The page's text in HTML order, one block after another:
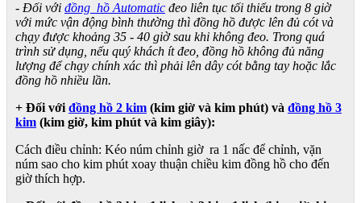
- Đối với đồng hồ Automatic đeo liên tục tối thiểu trong 8 giờ
với mức vận động bình thường thì đồng hồ được lên đủ cót và
chạy được khoảng 35 - 40 giờ sau khi không đeo. Trong quá
trình sử dụng, nếu quý khách ít đeo, đồng hồ không đủ năng
lượng để chạy chính xác thì phải lên dây cót bằng tay hoặc lắc
đồng hồ nhiều lần.
+ Đối với đồng hồ 2 kim (kim giờ và kim phút) và đồng hồ 3
kim (kim giờ, kim phút và kim giây):
Cách điều chỉnh: Kéo núm chỉnh giờ ra 1 nấc để chỉnh, vặn
núm sao cho kim phút xoay thuận chiều kim đồng hồ cho đến
giờ thích hợp.